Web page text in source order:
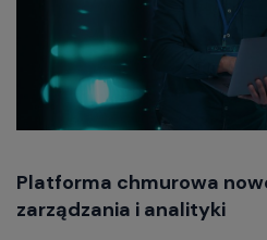
Platforma chmurowa
zarządzania i analityki